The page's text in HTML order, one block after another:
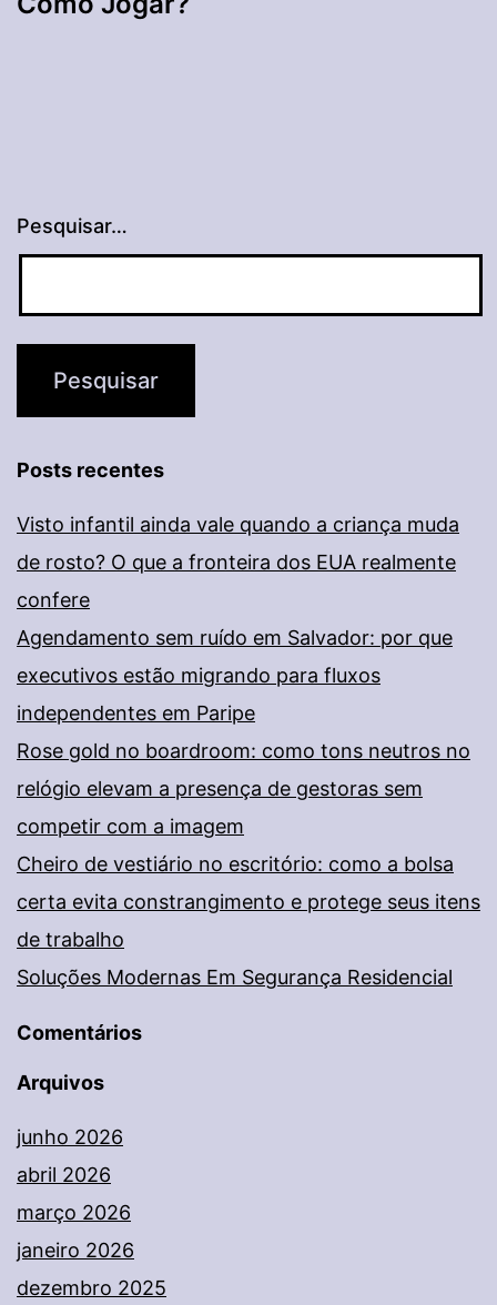
Pesquisar…
Posts recentes
Visto infantil ainda vale quando a criança muda
de rosto? O que a fronteira dos EUA realmente
confere
Agendamento sem ruído em Salvador: por que
executivos estão migrando para fluxos
independentes em Paripe
Rose gold no boardroom: como tons neutros no
relógio elevam a presença de gestoras sem
competir com a imagem
Cheiro de vestiário no escritório: como a bolsa
certa evita constrangimento e protege seus itens
de trabalho
Soluções Modernas Em Segurança Residencial
Comentários
Arquivos
junho 2026
abril 2026
março 2026
janeiro 2026
dezembro 2025